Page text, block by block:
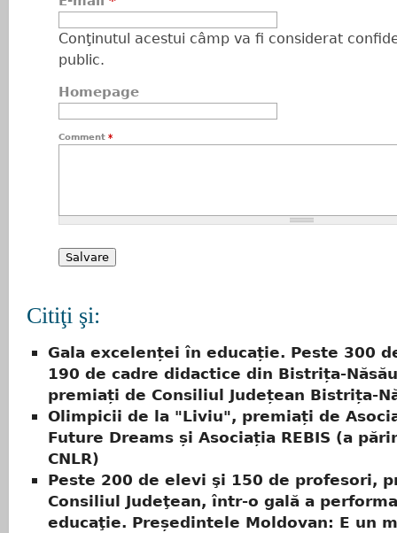
Conţinutul acestui câmp va fi considerat
public.
Homepage
Comment *
Citiţi şi:
Gala excelenței în educație. Peste 300
190 de cadre didactice din Bistrița-
premiați de Consiliul Județean Bistrița-
Olimpicii de la "Liviu", premiați de
Future Dreams și Asociația REBIS (a
CNLR)
Peste 200 de elevi şi 150 de profesori,
Consiliul Judeţean, într-o gală a
educaţie. Președintele Moldovan: E un